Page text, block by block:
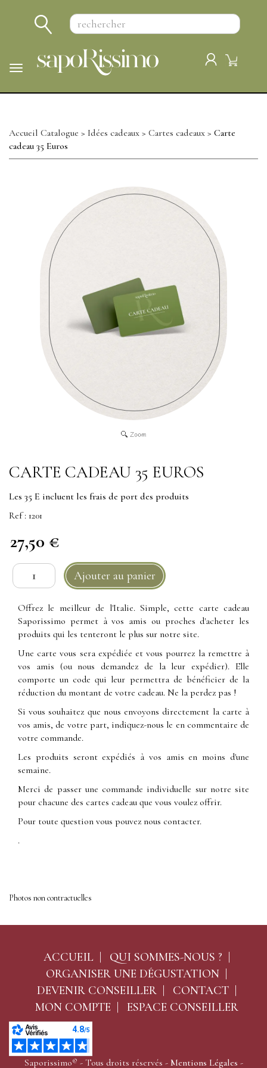
Menu
Accueil Catalogue > Idées cadeaux > Cartes cadeaux > Carte
cadeau 35 Euros
CARTE CADEAU 35 EUROS
Les 35 E incluent les frais de port des produits
Ref : 1201
27,50 €
Offrez le meilleur de l'Italie. Simple, cette carte cadeau
Saporissimo permet à vos amis ou proches d'acheter les
produits qui les tenteront le plus sur notre site.
Une carte vous sera expédiée et vous pourrez la remettre à
vos amis (ou nous demandez de la leur expédier). Elle
comporte un code qui leur permettra de bénéficier de la
réduction du montant de votre cadeau. Ne la perdez pas !
Si vous souhaitez que nous envoyons directement la carte à
vos amis, de votre part, indiquez-nous le en commentaire de
votre commande.
Les produits seront expédiés à vos amis en moins d'une
semaine.
Merci de passer une commande individuelle sur notre site
pour chacune des cartes cadeau que vous voulez offrir.
Pour toute question vous pouvez nous contacter.
.
Photos non contractuelles
ACCUEIL
QUI SOMMES-NOUS ?
ORGANISER UNE DÉGUSTATION
DEVENIR CONSEILLER
CONTACT
MON COMPTE
ESPACE CONSEILLER
Saporissimo© - Tous droits réservés - Mentions Légales -